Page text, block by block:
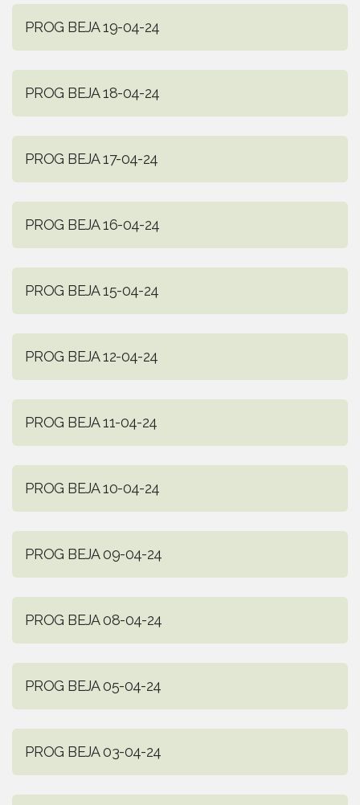
PROG BEJA 19-04-24
PROG BEJA 18-04-24
PROG BEJA 17-04-24
PROG BEJA 16-04-24
PROG BEJA 15-04-24
PROG BEJA 12-04-24
PROG BEJA 11-04-24
PROG BEJA 10-04-24
PROG BEJA 09-04-24
PROG BEJA 08-04-24
PROG BEJA 05-04-24
PROG BEJA 03-04-24